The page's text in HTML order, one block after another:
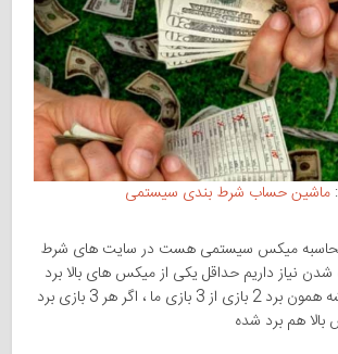
:ماشین حساب شرط بندی سیستمی
محاسبه میکس سیستمی هست در سایت های شرط
شدن نیاز داریم حداقل یکی از میکس های بالا برد
بشه که در واقع میشه همون برد 2 بازی از 3 بازی ما ، اگر هر 3 بازی برد